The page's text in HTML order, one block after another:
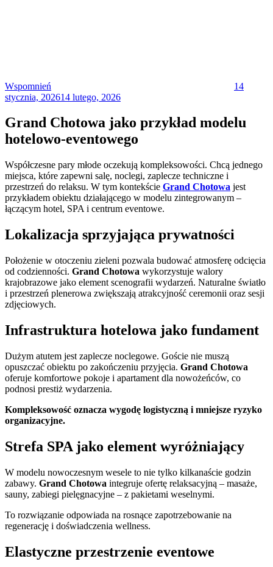
Wspomnień
14
stycznia, 202614 lutego, 2026
Grand Chotowa jako przykład modelu
hotelowo-eventowego
Współczesne pary młode oczekują kompleksowości. Chcą jednego
miejsca, które zapewni salę, noclegi, zaplecze techniczne i
przestrzeń do relaksu. W tym kontekście Grand Chotowa jest
przykładem obiektu działającego w modelu zintegrowanym –
łączącym hotel, SPA i centrum eventowe.
Lokalizacja sprzyjająca prywatności
Położenie w otoczeniu zieleni pozwala budować atmosferę odcięcia
od codzienności. Grand Chotowa wykorzystuje walory
krajobrazowe jako element scenografii wydarzeń. Naturalne światło
i przestrzeń plenerowa zwiększają atrakcyjność ceremonii oraz sesji
zdjęciowych.
Infrastruktura hotelowa jako fundament
Dużym atutem jest zaplecze noclegowe. Goście nie muszą
opuszczać obiektu po zakończeniu przyjęcia. Grand Chotowa
oferuje komfortowe pokoje i apartament dla nowożeńców, co
podnosi prestiż wydarzenia.
Kompleksowość oznacza wygodę logistyczną i mniejsze ryzyko
organizacyjne.
Strefa SPA jako element wyróżniający
W modelu nowoczesnym wesele to nie tylko kilkanaście godzin
zabawy. Grand Chotowa integruje ofertę relaksacyjną – masaże,
sauny, zabiegi pielęgnacyjne – z pakietami weselnymi.
To rozwiązanie odpowiada na rosnące zapotrzebowanie na
regenerację i doświadczenia wellness.
Elastyczne przestrzenie eventowe